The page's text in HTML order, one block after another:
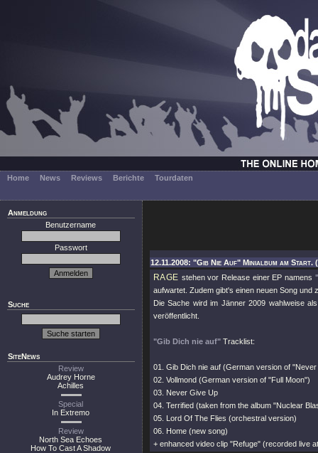
Home News Reviews Berichte Tourdaten
Anmeldung
Benutzername
Passwort
Suche
SiteNews
Review
Audrey Horne
Achilles
Special
In Extremo
Review
North Sea Echoes
How To Cast A Shadow
12.11.2008: "Gib Nie Auf" Minialbum am Start.
RAGE stehen vor Release einer EP namens
aufwartet. Zudem gibt's einen neuen Song und
Die Sache wird im Jänner 2009 wahlweise
veröffentlicht.
"Gib Dich nie auf" Tracklist:
01. Gib Dich nie auf (German version of
02. Vollmond (German version of "Full Moon")
03. Never Give Up
04. Terrified (taken from the album "Nuclear
05. Lord Of The Flies (orchestral version)
06. Home (new song)
+ enhanced video clip "Refuge" (recorded live